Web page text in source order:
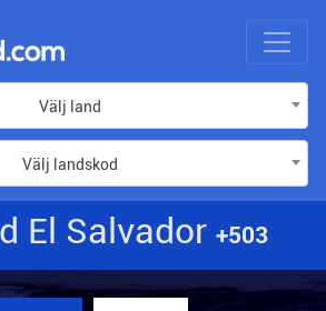
Välj land
Välj landskod
El Salvador +503